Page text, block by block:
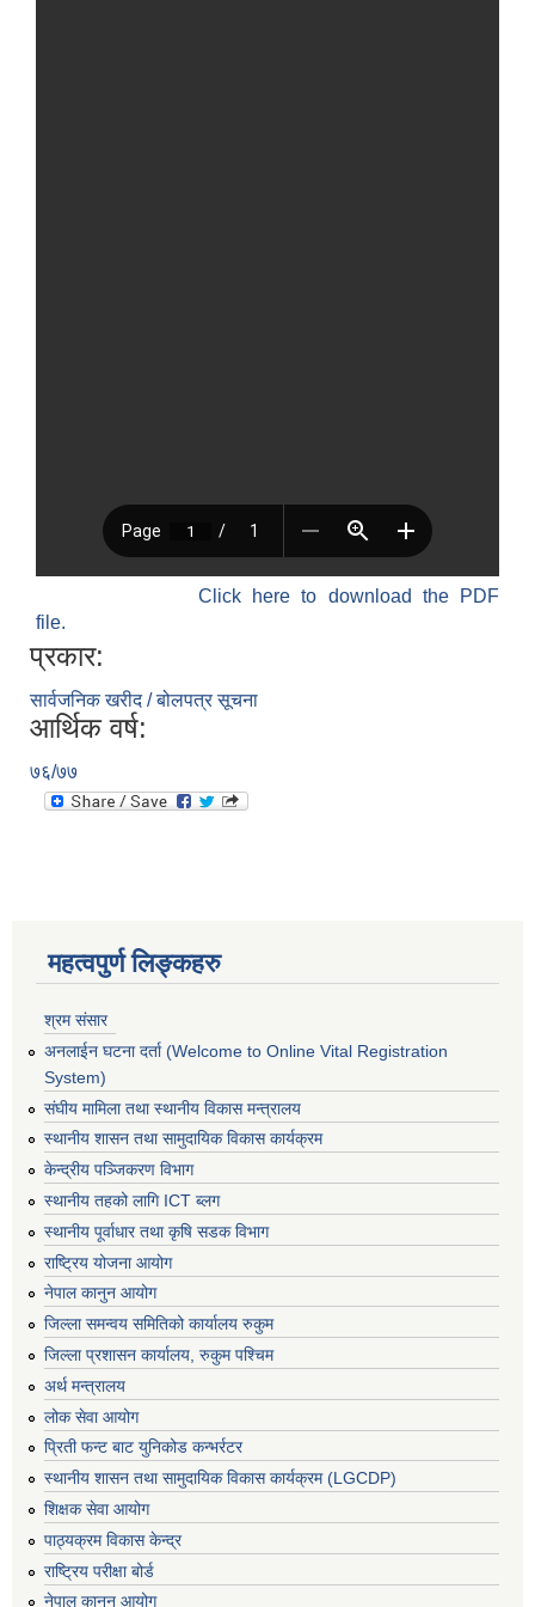
Click here to download the PDF
file.
प्रकार:
सार्वजनिक खरीद / बोलपत्र सूचना
आर्थिक वर्ष:
७६/७७
महत्वपुर्ण लिङ्कहरु
श्रम संसार
अनलाईन घटना दर्ता (Welcome to Online Vital Registration
System)
संघीय मामिला तथा स्थानीय विकास मन्त्रालय
स्थानीय शासन तथा सामुदायिक विकास कार्यक्रम
केन्द्रीय पञ्जिकरण विभाग
स्थानीय तहको लागि ICT ब्लग
स्थानीय पूर्वाधार तथा कृषि सडक विभाग
राष्ट्रिय योजना आयोग
नेपाल कानुन आयोग
जिल्ला समन्वय समितिको कार्यालय रुकुम
जिल्ला प्रशासन कार्यालय, रुकुम पश्चिम
अर्थ मन्त्रालय
लोक सेवा आयोग
प्रिती फन्ट बाट युनिकोड कन्भर्रटर
स्थानीय शासन तथा सामुदायिक विकास कार्यक्रम (LGCDP)
शिक्षक सेवा आयोग
पाठ्यक्रम विकास केन्द्र
राष्ट्रिय परीक्षा बोर्ड
नेपाल कानुन आयोग